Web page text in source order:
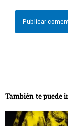
También te puede